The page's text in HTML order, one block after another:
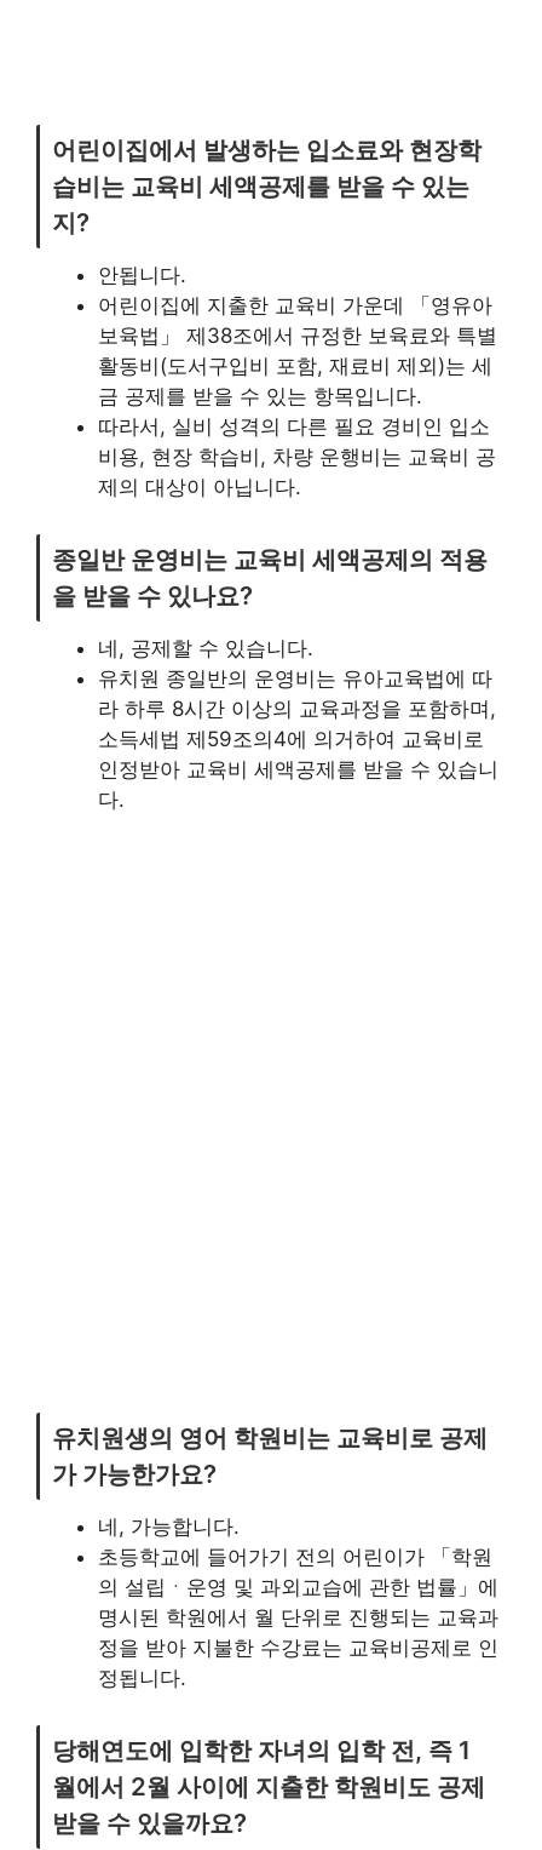
어린이집에서 발생하는 입소료와 현장학
습비는 교육비 세액공제를 받을 수 있는
지?
안됩니다.
어린이집에 지출한 교육비 가운데 「영유아
보육법」 제38조에서 규정한 보육료와 특별
활동비(도서구입비 포함, 재료비 제외)는 세
금 공제를 받을 수 있는 항목입니다.
따라서, 실비 성격의 다른 필요 경비인 입소
비용, 현장 학습비, 차량 운행비는 교육비 공
제의 대상이 아닙니다.
종일반 운영비는 교육비 세액공제의 적용
을 받을 수 있나요?
네, 공제할 수 있습니다.
유치원 종일반의 운영비는 유아교육법에 따
라 하루 8시간 이상의 교육과정을 포함하며,
소득세법 제59조의4에 의거하여 교육비로
인정받아 교육비 세액공제를 받을 수 있습니
다.
유치원생의 영어 학원비는 교육비로 공제
가 가능한가요?
네, 가능합니다.
초등학교에 들어가기 전의 어린이가 「학원
의 설립ㆍ운영 및 과외교습에 관한 법률」에
명시된 학원에서 월 단위로 진행되는 교육과
정을 받아 지불한 수강료는 교육비공제로 인
정됩니다.
당해연도에 입학한 자녀의 입학 전, 즉 1
월에서 2월 사이에 지출한 학원비도 공제
받을 수 있을까요?